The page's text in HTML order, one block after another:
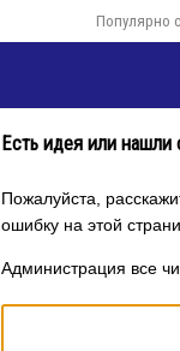
Популярно
Есть идея или нашли
Пожалуйста,
ошибку на этой
Администрация все